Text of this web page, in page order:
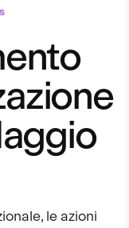
le azioni